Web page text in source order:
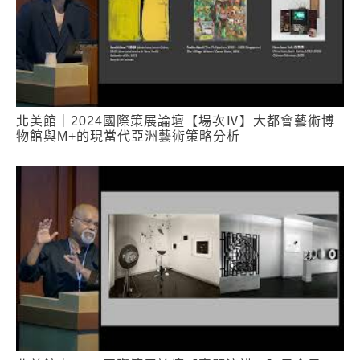
北美館｜2024國際策展論壇【場次Ⅳ】大都會藝術博
物館與M+的現當代亞洲藝術策略分析